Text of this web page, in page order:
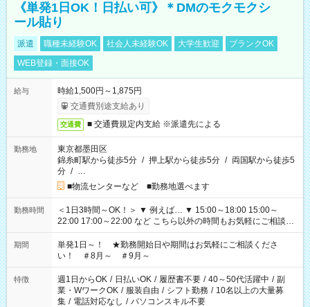
《単発1日OK！日払い可》＊DMのモクモクシ
ール貼り
派遣 職種未経験OK 社会人未経験OK 大学生歓迎
ブランクOK
WEB登録・面接OK
給与
時給1,500円～1,875円
交通費別途支給あり
交通費 ■ 交通費規定内支給 ※派遣先による
勤務地
東京都墨田区
錦糸町駅から徒歩5分 / 押上駅から徒歩5分 / 両国駅から徒歩5
分 / …
■物流センターなど ■勤務地選べます
勤務時間
＜1日3時間～OK！＞ ▼ 例えば… ▼ 15:00～18:00 15:00～
22:00 17:00～22:00 など こちら以外の時間もお気軽にご相談く
ださい！
期間
単発1日～！ ★勤務開始日や期間はお気軽にご相談くださ
い！ ＃8月～ ＃9月～
特徴 週1日からOK / 日払いOK / 履歴書不要 / 40～50代活躍中 / 副
業・WワークOK / 服装自由 / シフト勤務 / 10名以上の大量募
集 / 電話対応なし / パソコンスキル不要